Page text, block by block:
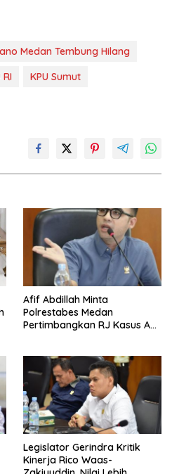
Medan Tembung Hilang
RI
KPU Sumut
Afif Abdillah Minta
Polrestabes Medan
Pertimbangkan RJ Kasus AT
Legislator Gerindra Kritik
Kinerja Rico Waas-